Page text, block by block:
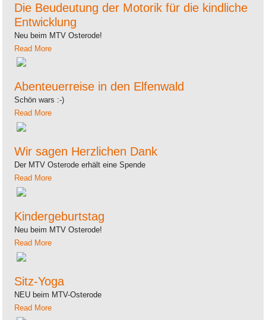
Die Beudeutung der Motorik für die kindliche
Entwicklung
Neu beim MTV Osterode!
Read More
Abenteuerreise in den Elfenwald
Schön wars :-)
Read More
Wir sagen Herzlichen Dank
Der MTV Osterode erhält eine Spende
Read More
Kindergeburtstag
Neu beim MTV Osterode!
Read More
Sitz-Yoga
NEU beim MTV-Osterode
Read More